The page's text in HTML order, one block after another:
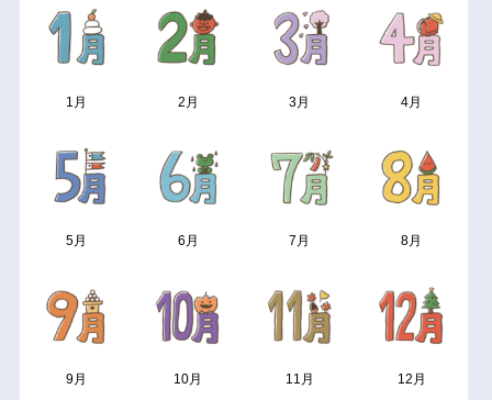
1月 2月 3月 4月
5月 6月 7月 8月
9月 10月 11月 12月